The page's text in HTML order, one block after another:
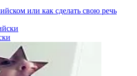
или как сделать свою речь